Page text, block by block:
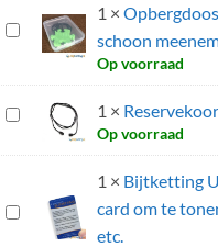
Opbergdoosje
Bijtketting
Hygienisch
schoon
-
Standaard
1 ×
schoon
Op voorraad
Reservekoord
1 ×
Op voorraad
Bijtketting
1 × Bijtketting
card om te
etc.